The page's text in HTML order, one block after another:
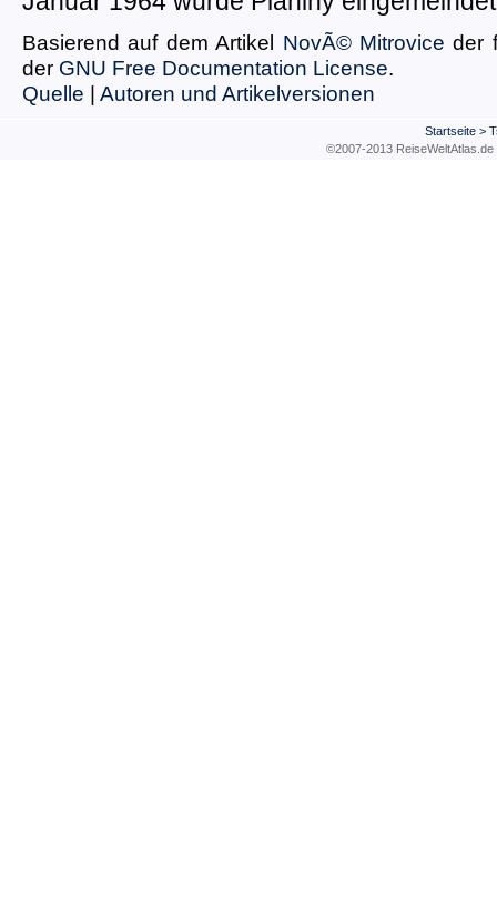
Basierend auf dem Artikel NovÃ© Mitrovice der
der GNU Free Documentation License.
Quelle | Autoren und Artikelversionen
Startseite >
©2007-2013